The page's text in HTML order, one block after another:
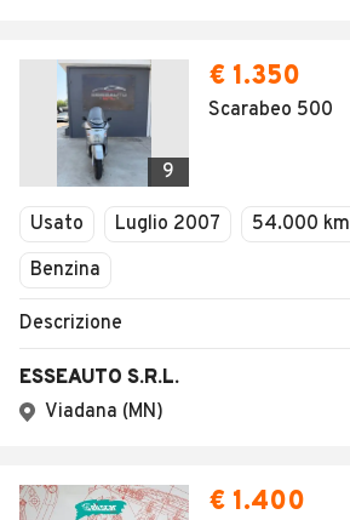
9
€ 1.350
Scarabeo 500
Usato Luglio 2007 54.000 km
Benzina
Descrizione
ESSEAUTO S.R.L.
Viadana (MN)
€ 1.400